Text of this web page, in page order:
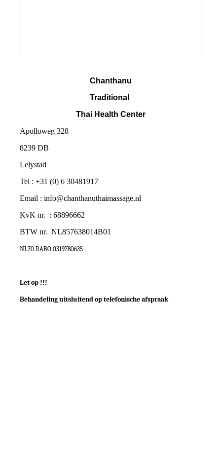
Chanthanu
Traditional
Thai Health Center
Apolloweg 328
8239 DB
Lelystad
Tel : +31 (0) 6 30481917
Email : info@chanthanuthaimassage.nl
KvK nr. : 68896662
BTW nr. NL857638014B01
NL70 RABO 0319780635
Let op !!!
Behandeling uitsluitend op telefonische afspraak